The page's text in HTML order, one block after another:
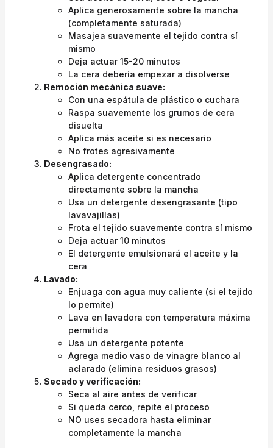
Aplica generosamente sobre la mancha
(completamente saturada)
Masajea suavemente el tejido contra sí
mismo
Deja actuar 15-20 minutos
La cera debería empezar a disolverse
Remoción mecánica suave:
Con una espátula de plástico o cuchara
Raspa suavemente los grumos de cera
disuelta
Aplica más aceite si es necesario
No frotes agresivamente
Desengrasado:
Aplica detergente concentrado
directamente sobre la mancha
Usa un detergente desengrasante (tipo
lavavajillas)
Frota el tejido suavemente contra sí mismo
Deja actuar 10 minutos
El detergente emulsionará el aceite y la
cera
Lavado:
Enjuaga con agua muy caliente (si el tejido
lo permite)
Lava en lavadora con temperatura máxima
permitida
Usa un detergente potente
Agrega medio vaso de vinagre blanco al
aclarado (elimina residuos grasos)
Secado y verificación:
Seca al aire antes de verificar
Si queda cerco, repite el proceso
NO uses secadora hasta eliminar
completamente la mancha